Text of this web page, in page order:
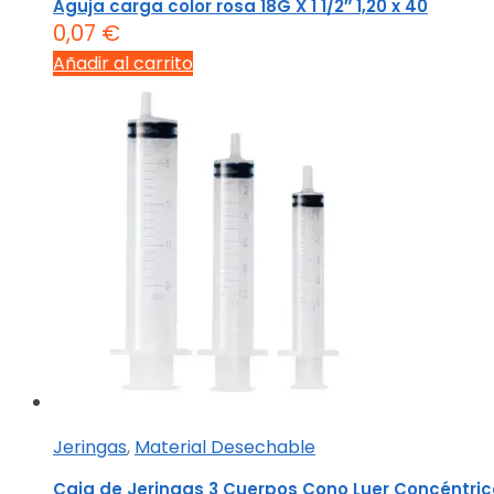
Aguja carga color rosa 18G X 1 1/2″ 1,20 x 40
0,07 €
Añadir al carrito
Jeringas, Material Desechable
Caja de Jeringas 3 Cuerpos Cono Luer